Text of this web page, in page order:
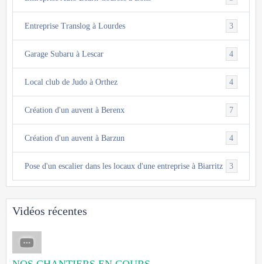
Entreprise Translog à Lourdes 3
Garage Subaru à Lescar 4
Local club de Judo à Orthez 4
Création d'un auvent à Berenx 7
Création d'un auvent à Barzun 4
Pose d'un escalier dans les locaux d'une entreprise à Biarritz 3
Vidéos récentes